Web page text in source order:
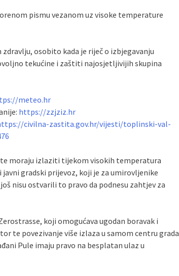
pismu vezanom uz visoke temperature
osobito kada je riječ o izbjegavanju
tekućine i zaštiti najosjetljivijih skupina
meteo.hr
https://zzjziz.hr
civilna-zastita.gov.hr/vijesti/toplinski-val-
te moraju izlaziti tijekom visokih temperatura
gradski prijevoz, koji je za umirovljenike
nisu ostvarili to pravo da podnesu zahtjev za
koji omogućava ugodan boravak i
te povezivanje više izlaza u samom centru grada
Pule imaju pravo na besplatan ulaz u